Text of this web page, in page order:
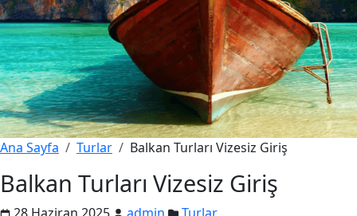
Ana Sayfa Turlar Balkan Turları Vizesiz Giriş
Balkan Turları Vizesiz Giriş